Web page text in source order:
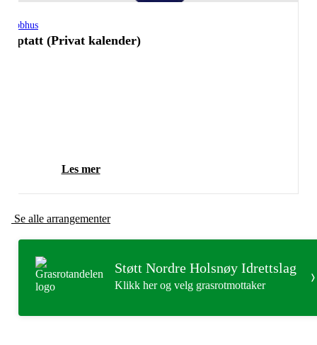
Klubbhus
Opptatt (Privat kalender)
Les mer
Se alle arrangementer
Støtt Nordre Holsnøy Idrettslag
Klikk her og velg grasrotmottaker